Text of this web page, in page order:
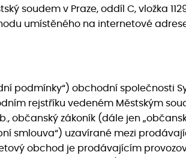
soudem v Praze, oddíl C, vložka
umístěného na internetové
podmínky“) obchodní společnosti
rejstříku vedeném Městským
občanský zákoník (dále jen
smlouva“) uzavírané mezi
obchod je prodávajícím